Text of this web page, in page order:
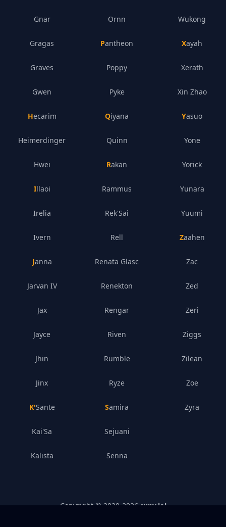
Gnar
Gragas
Graves
Gwen
Hecarim
Heimerdinger
Hwei
Illaoi
Irelia
Ivern
Janna
Jarvan IV
Jax
Jayce
Jhin
Jinx
K'Sante
Kai'Sa
Kalista
Ornn
Pantheon
Poppy
Pyke
Qiyana
Quinn
Rakan
Rammus
Rek'Sai
Rell
Renata Glasc
Renekton
Rengar
Riven
Rumble
Ryze
Samira
Sejuani
Senna
Wukong
Xayah
Xerath
Xin Zhao
Yasuo
Yone
Yorick
Yunara
Yuumi
Zaahen
Zac
Zed
Zeri
Ziggs
Zilean
Zoe
Zyra
Copyright © 2020- 2026 runy.lol